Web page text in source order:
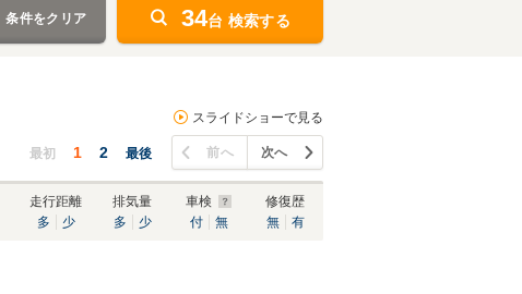
条件をクリア 34台 検索する
スライドショーで見る
最初 1 2 最後 前へ 次へ
走行距離
多
少
排気量
多
少
車検
付
無
修復歴
無
有